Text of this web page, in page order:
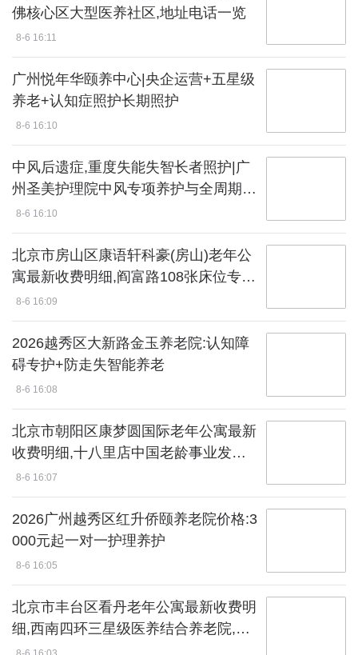
佛核心区大型医养社区,地址电话一览
8-6 16:11
广州悦年华颐养中心|央企运营+五星级
养老+认知症照护长期照护
8-6 16:10
中风后遗症,重度失能失智长者照护|广
州圣美护理院中风专项养护与全周期医
疗照护全指南
8-6 16:10
北京市房山区康语轩科豪(房山)老年公
寓最新收费明细,阎富路108张床位专注
认知症照护高端机构,地址电话一览
8-6 16:09
2026越秀区大新路金玉养老院:认知障
碍专护+防走失智能养老
8-6 16:08
北京市朝阳区康梦圆国际老年公寓最新
收费明细,十八里店中国老龄事业发展
基金会直属高端养老,地址电话一览
8-6 16:07
2026广州越秀区红升侨颐养老院价格:3
000元起一对一护理养护
8-6 16:05
北京市丰台区看丹老年公寓最新收费明
细,西南四环三星级医养结合养老院,地
址电话一览